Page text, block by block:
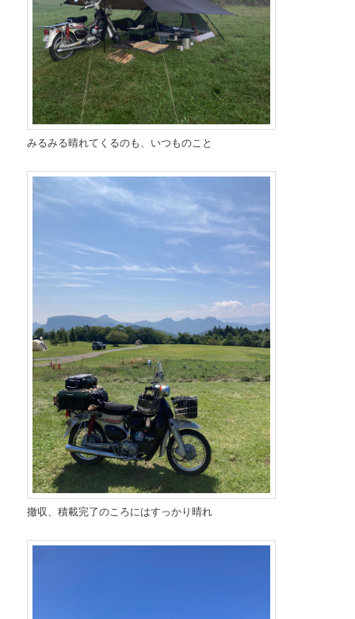
みるみる晴れてくるのも、いつものこと
撤収、積載完了のころにはすっかり晴れ